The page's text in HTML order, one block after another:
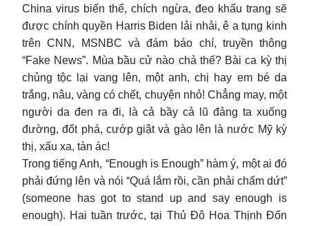
China virus biến thể, chích ngừa, đeo khẩu trang sẽ
được chính quyền Harris Biden lải nhải, ê a tụng kinh
trên CNN, MSNBC và đám báo chí, truyền thông
“Fake News”. Mùa bầu cử nào chả thế? Bài ca kỳ thị
chủng tộc lại vang lên, một anh, chị hay em bé da
trắng, nâu, vàng có chết, chuyện nhỏ! Chẳng may, một
người da đen ra đi, là cả bầy cả lũ đảng ta xuống
đường, đốt phá, cướp giật và gào lên là nước Mỹ kỳ
thị, xấu xa, tàn ác!
Trong tiếng Anh, “Enough is Enough” hàm ý, một ai đó
phải đứng lên và nói “Quá lắm rồi, cần phải chấm dứt”
(someone has got to stand up and say enough is
enough). Hai tuần trước, tại Thủ Đô Hoa Thịnh Đốn